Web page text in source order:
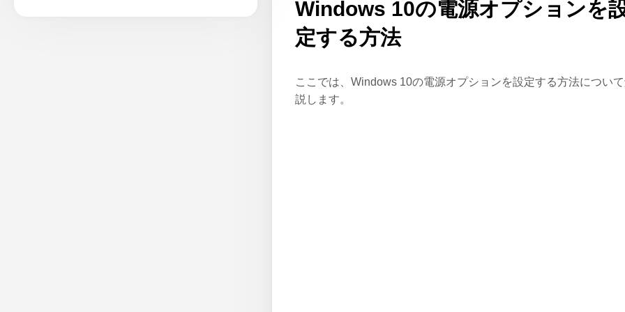
Windows 10の電源オプションを
定する方法
ここでは、Windows 10の電源オプションを設定する方法につい
説します。